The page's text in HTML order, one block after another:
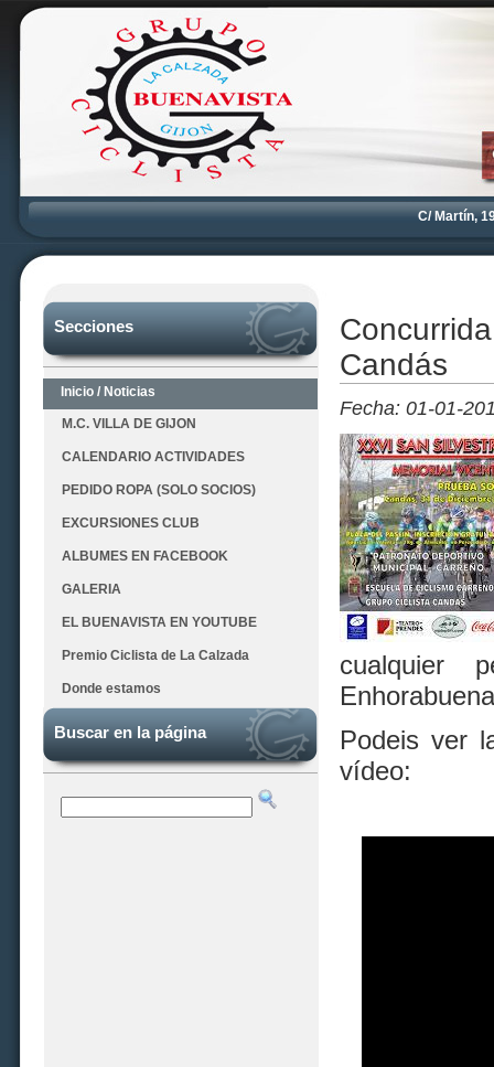
C/ Martín,
Secciones
Inicio / Noticias
M.C. VILLA DE GIJON
CALENDARIO ACTIVIDADES
PEDIDO ROPA (SOLO SOCIOS)
EXCURSIONES CLUB
ALBUMES EN FACEBOOK
GALERIA
EL BUENAVISTA EN YOUTUBE
Premio Ciclista de La Calzada
Donde estamos
Buscar en la página
Candás
Fecha: 01-01-
cualquier
Podeis ver
vídeo: